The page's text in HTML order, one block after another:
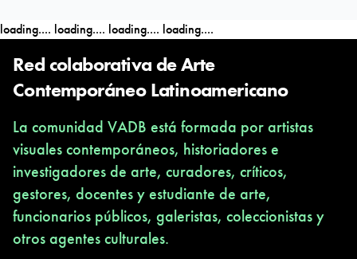
loading.... loading.... loading.... loading....
Red colaborativa de Arte
Contemporáneo Latinoamericano
La comunidad VADB está formada por artistas
visuales contemporáneos, historiadores e
investigadores de arte, curadores, críticos,
gestores, docentes y estudiante de arte,
funcionarios públicos, galeristas, coleccionistas y
otros agentes culturales.